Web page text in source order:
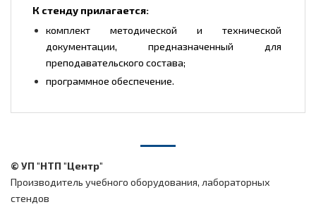
К стенду прилагается:
комплект методической и технической
документации, предназначенный для
преподавательского состава;
программное обеспечение.
© УП "НТП "Центр"
Производитель учебного оборудования, лабораторных
стендов